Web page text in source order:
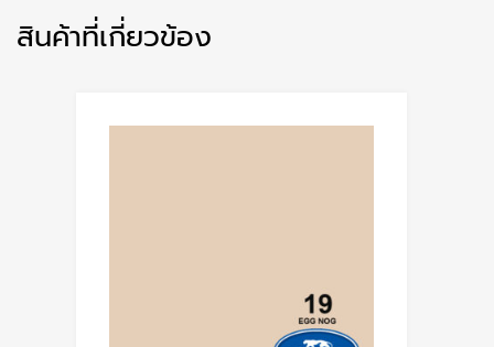
สินค้าที่เกี่ยวข้อง